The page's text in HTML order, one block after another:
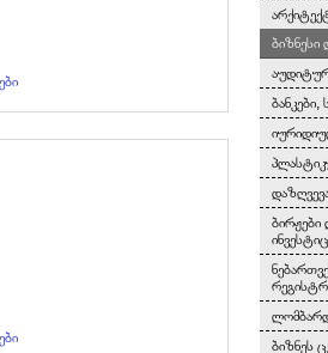
ბიზნესი
ბანკები,
ბირჟები
ბიზნეს